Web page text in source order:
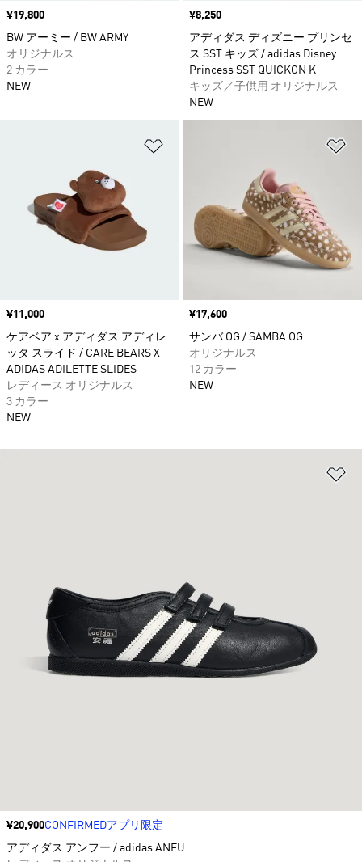
価格
¥19,800
BW アーミー / BW ARMY
オリジナルス
2 カラー
NEW
価格
¥8,250
アディダス ディズニー プリンセ
ス SST キッズ / adidas Disney
Princess SST QUICKON K
キッズ／子供用 オリジナルス
NEW
価格
¥11,000
ケアベア x アディダス アディレ
ッタ スライド / CARE BEARS X
ADIDAS ADILETTE SLIDES
レディース オリジナルス
3 カラー
NEW
価格
¥17,600
サンバ OG / SAMBA OG
オリジナルス
12 カラー
NEW
価格
¥20,900CONFIRMEDアプリ限定
アディダス アンフー / adidas ANFU